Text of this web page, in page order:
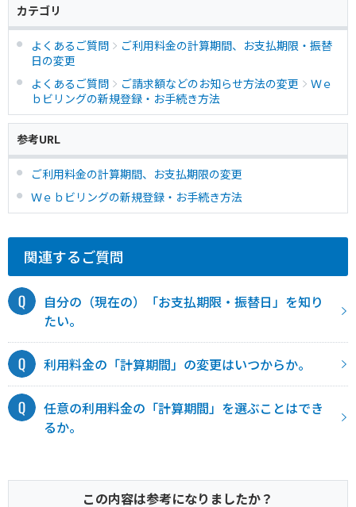
カテゴリ
よくあるご質問
ご利用料金の計算期間、お支払期限・振替
日の変更
よくあるご質問
ご請求額などのお知らせ方法の変更
Ｗｅ
ｂビリングの新規登録・お手続き方法
参考URL
ご利用料金の計算期間、お支払期限の変更
Ｗｅｂビリングの新規登録・お手続き方法
関連するご質問
自分の（現在の）「お支払期限・振替日」を知り
たい。
利用料金の「計算期間」の変更はいつからか。
任意の利用料金の「計算期間」を選ぶことはでき
るか。
この内容は参考になりましたか？